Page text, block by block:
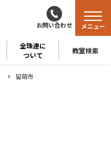
お問い合わせ
全珠連に
ついて
教室検索
メニュー
留萌市